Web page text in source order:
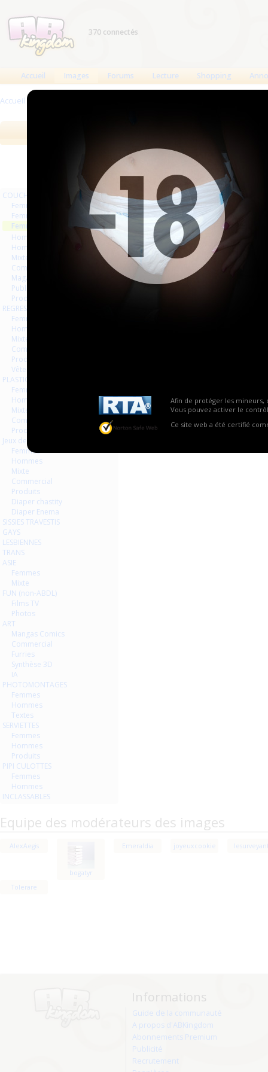
Afin de protéger les mineurs,
Vous pouvez activer le
Ce site web a été certifié
370 connectés
Accueil Images Forums Lecture Shopping
Accueil >
COUCHES
Femmes
Femmes séries et rafales
Femmes vintage
Hommes séries et rafales
Hommes
Mixte
Commercial
Magazines Livres
Publicités
Produits
REGRESSION AGEPLAYER
Femmes
Hommes
Mixte
Commercial
Produits
Vêtements
PLASTIQUE LATEX
Femmes
Hommes
Mixte
Commercial
Produits
Jeux de contraintes
Femmes
Hommes
Mixte
Commercial
Produits
Diaper chastity
Diaper Enema
SISSIES TRAVESTIS
GAYS
LESBIENNES
TRANS
ASIE
Femmes
Mixte
FUN (non-ABDL)
Films TV
Photos
ART
Mangas Comics
Commercial
Furries
Synthèse 3D
IA
PHOTOMONTAGES
Femmes
Hommes
Textes
SERVIETTES
Femmes
Hommes
Produits
PIPI CULOTTES
Femmes
Hommes
INCLASSABLES
Equipe des modérateurs des images
AlexAegis
bogatyr
Emeraldia joyeuxcookie
Tolerare
Informations
Guide de la communauté
A propos d'ABKingdom
Abonnements Premium
Publicité
Recrutement